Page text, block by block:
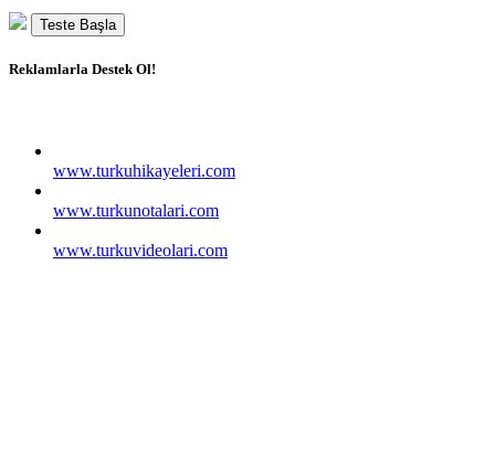
Teste Başla
Reklamlarla Destek Ol!
www.turkuhikayeleri.com
www.turkunotalari.com
www.turkuvideolari.com